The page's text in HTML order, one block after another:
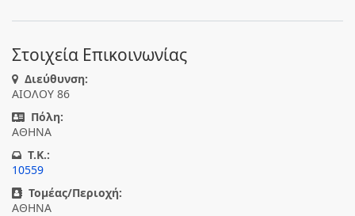
Στοιχεία Επικοινωνίας
Διεύθυνση:
ΑΙΟΛΟΥ 86
Πόλη:
ΑΘΗΝΑ
T.K.:
10559
Τομέας/Περιοχή:
ΑΘΗΝΑ